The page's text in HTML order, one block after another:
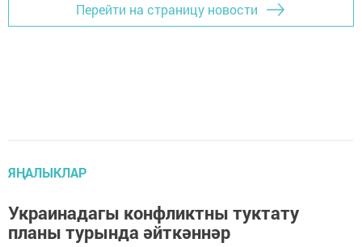
Перейти на страницу новости
ЯҢАЛЫКЛАР
Украинадагы конфликтны туктату
планы турында әйткәннәр